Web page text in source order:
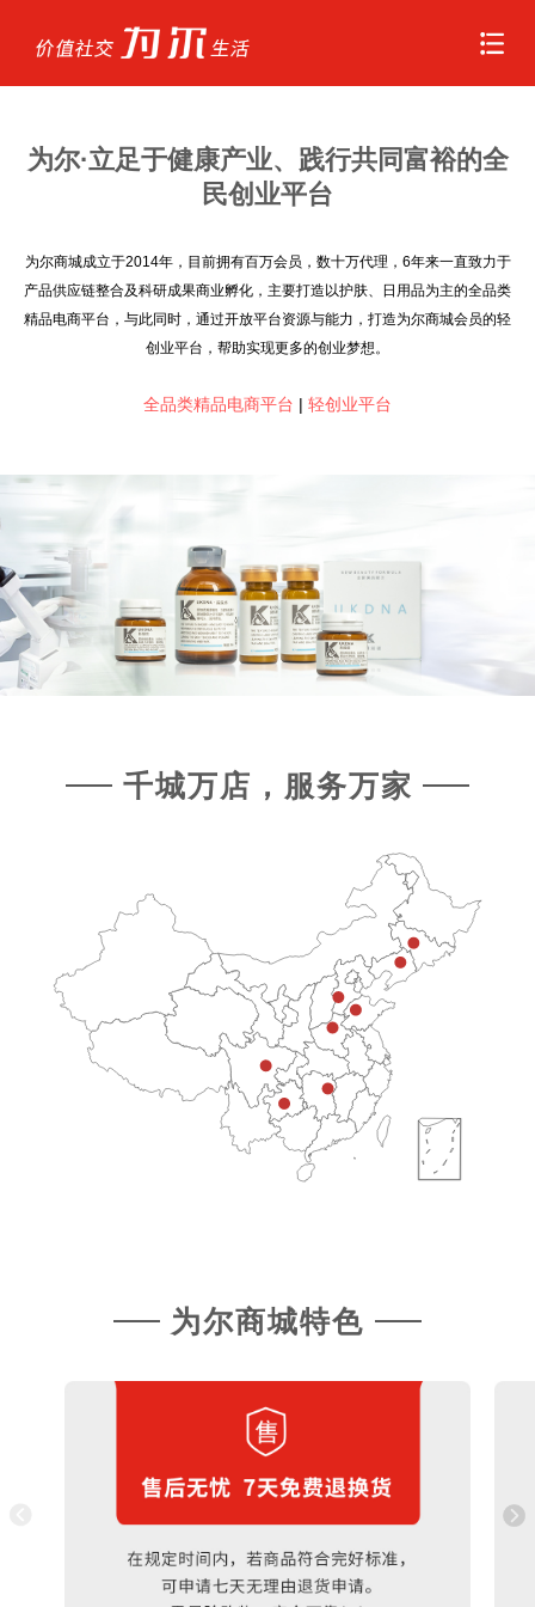
新闻中心
明星产品
联系我们
为尔·立足于健康产业、践行共同富裕的全
民创业平台
为尔商城成立于2014年，目前拥有百万会员，数十万代理，6年来一直致力于
产品供应链整合及科研成果商业孵化，主要打造以护肤、日用品为主的全品类
精品电商平台，与此同时，通过开放平台资源与能力，打造为尔商城会员的轻
创业平台，帮助实现更多的创业梦想。
全品类精品电商平台 | 轻创业平台
千城万店，服务万家
为尔商城特色